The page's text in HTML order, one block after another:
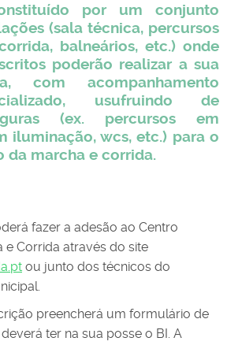
por um conjunto
(sala técnica, percursos
balneários, etc.) onde
poderão realizar a sua
com acompanhamento
usufruindo de
(ex. percursos em
iluminação, wcs, etc.) para o
da marcha e corrida.
fazer a adesão ao Centro
e Corrida através do site
ou junto dos técnicos do
preencherá um formulário de
ter na sua posse o BI. A